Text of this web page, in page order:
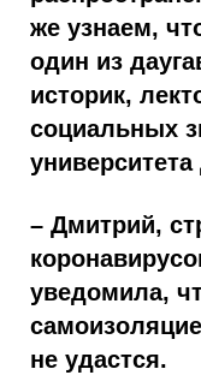
же узнаем,
один из
историк,
социальных
– Дмитрий,
уведомила,
не удастся.